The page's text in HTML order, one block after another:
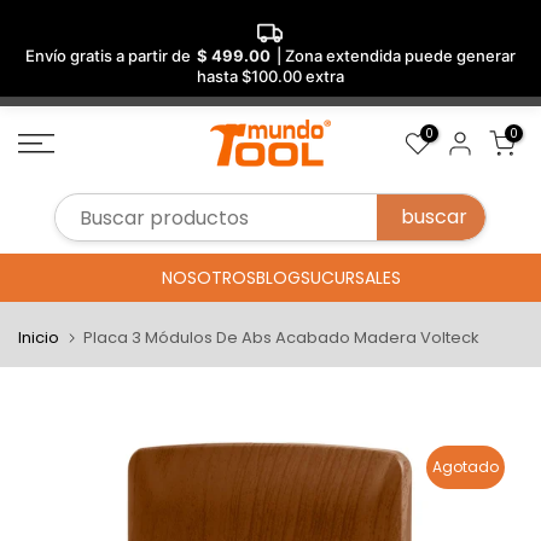
Envío gratis a partir de $ 499.00
| Zona extendida puede generar
hasta $100.00 extra
Saltar
al
0 0
NOSOTROSBLOGSUCURSALES
Inicio Placa 3 Módulos De Abs Acabado Madera Volteck
Agotado